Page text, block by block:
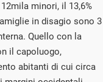
minori, il 13,6%
in disagio sono 3
Quello con la
il capoluogo,
abitanti di cui circa